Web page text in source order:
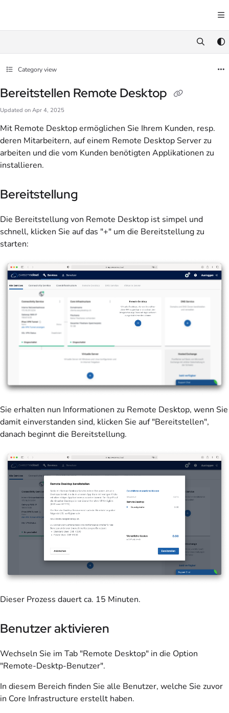
https://docs.awesome.cloud/llms.txt
Category view
Bereitstellen Remote Desktop
Updated on Apr 4, 2025
Mit Remote Desktop ermöglichen Sie Ihrem Kunden, resp.
deren Mitarbeitern, auf einem Remote Desktop Server zu
arbeiten und die vom Kunden benötigten Applikationen zu
installieren.
Bereitstellung
Die Bereitstellung von Remote Desktop ist simpel und
schnell, klicken Sie auf das "+" um die Bereitstellung zu
starten:
Sie erhalten nun Informationen zu Remote Desktop, wenn Sie
damit einverstanden sind, klicken Sie auf "Bereitstellen",
danach beginnt die Bereitstellung.
Dieser Prozess dauert ca. 15 Minuten.
Benutzer aktivieren
Wechseln Sie im Tab "Remote Desktop" in die Option
"Remote-Desktp-Benutzer".
In diesem Bereich finden Sie alle Benutzer, welche Sie zuvor
in Core Infrastructure erstellt haben.